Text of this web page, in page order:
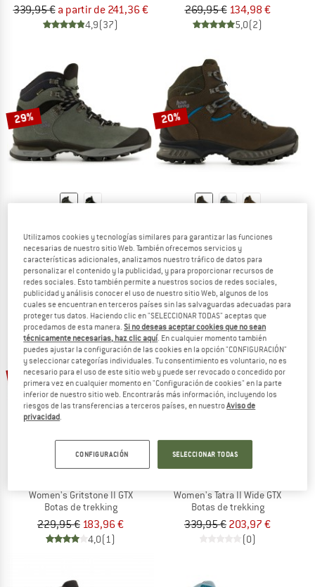
339,95 € a partir de 241,36 €
4,9(37)
269,95 € 134,98 €
5,0(2)
29%
Tatra Light Lady GTX
Botas de trekking
289,95 €205,86 €
4,8(36)
20%
Tatra II Lady GTX
Botas de trekking
329,95 €a partir de 263,96 €
4,8(31)
20%
Women's Gritstone II GTX
Botas de trekking
229,95 € 183,96 €
4,0(1)
40%
Women's Tatra II Wide GTX
Botas de trekking
339,95 € 203,97 €
(0)
Utilizamos cookies y tecnologías similares para garantizar las funciones
necesarias de nuestro sitio Web. También ofrecemos servicios y
características adicionales, analizamos nuestro tráfico de datos para
personalizar el contenido y la publicidad, y para proporcionar recursos de
redes sociales. Esto también permite a nuestros socios de redes sociales,
publicidad y análisis conocer el uso de nuestro sitio Web, algunos de los
cuales se encuentran en terceros países sin las salvaguardas adecuadas para
proteger tus datos. Haciendo clic en "SELECCIONAR TODAS" aceptas que
procedamos de esta manera.Si no deseas aceptar cookies que no sean
técnicamente necesarias, haz clic aquí. En cualquier momento también
puedes ajustar la configuración de las cookies en la opción "CONFIGURACIÓN"
y seleccionar categorías individuales. Tu consentimiento es voluntario, no es
necesario para el uso de este sitio web y puede ser revocado o concedido por
primera vez en cualquier momento en "Configuración de cookies" en la parte
inferior de nuestro sitio web. Encontrarás más información, incluyendo los
riesgos de las transferencias a terceros países, en nuestroAviso de
privacidad
CONFIGURACIÓN SELECCIONAR TODAS